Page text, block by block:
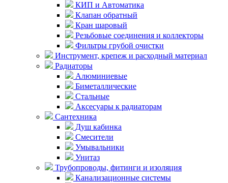
КИП и Автоматика
Клапан обратный
Кран шаровый
Резьбовые соединения и коллекторы
Фильтры грубой очистки
Инструмент, крепеж и расходный материал
Радиаторы
Алюминиевые
Биметаллические
Стальные
Аксесуары к радиаторам
Сантехника
Душ кабинка
Смесители
Умывальники
Унитаз
Трубопроводы, фитинги и изоляция
Канализационные системы